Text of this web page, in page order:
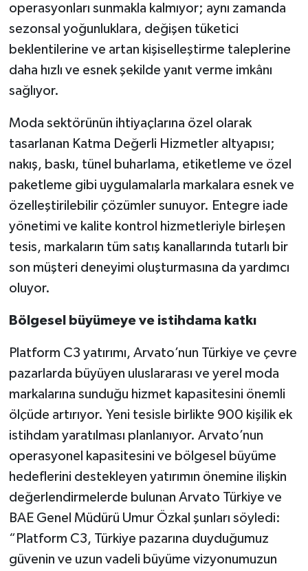
operasyonları sunmakla kalmıyor; aynı zamanda
sezonsal yoğunluklara, değişen tüketici
beklentilerine ve artan kişiselleştirme taleplerine
daha hızlı ve esnek şekilde yanıt verme imkânı
sağlıyor.
Moda sektörünün ihtiyaçlarına özel olarak
tasarlanan Katma Değerli Hizmetler altyapısı;
nakış, baskı, tünel buharlama, etiketleme ve özel
paketleme gibi uygulamalarla markalara esnek ve
özelleştirilebilir çözümler sunuyor. Entegre iade
yönetimi ve kalite kontrol hizmetleriyle birleşen
tesis, markaların tüm satış kanallarında tutarlı bir
son müşteri deneyimi oluşturmasına da yardımcı
oluyor.
Bölgesel büyümeye ve istihdama katkı
Platform C3 yatırımı, Arvato’nun Türkiye ve çevre
pazarlarda büyüyen uluslararası ve yerel moda
markalarına sunduğu hizmet kapasitesini önemli
ölçüde artırıyor. Yeni tesisle birlikte 900 kişilik ek
istihdam yaratılması planlanıyor. Arvato’nun
operasyonel kapasitesini ve bölgesel büyüme
hedeflerini destekleyen yatırımın önemine ilişkin
değerlendirmelerde bulunan Arvato Türkiye ve
BAE Genel Müdürü Umur Özkal şunları söyledi:
“Platform C3, Türkiye pazarına duyduğumuz
güvenin ve uzun vadeli büyüme vizyonumuzun